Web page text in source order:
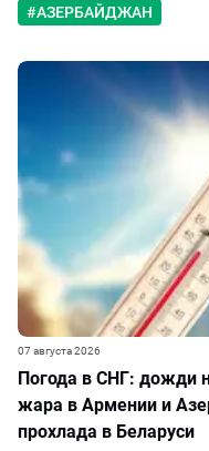
#АЗЕРБАЙДЖАН
Погода в СНГ: дожди
жара в Армении и
прохлада в Беларуси
07 августа 2026